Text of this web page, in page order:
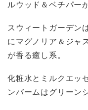
ルウッド＆ベチパー
スウィートガーデン
にマグノリア＆ジャ
が香る癒し系。
化粧水とミルクエッ
ンバームはグリーン